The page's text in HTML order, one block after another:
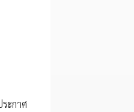
ะกาศ